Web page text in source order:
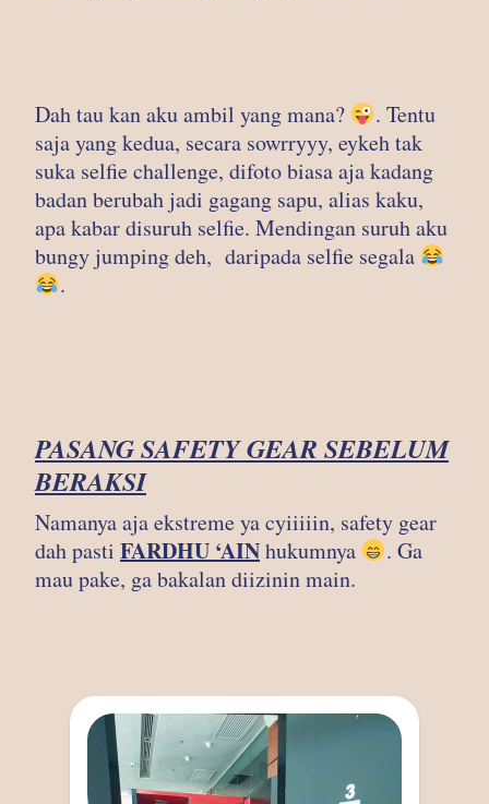
Dah tau kan aku ambil yang mana?
. Tentu
saja yang kedua, secara sowrryyy, eykeh tak
suka selfie challenge, difoto biasa aja kadang
badan berubah jadi gagang sapu, alias kaku,
apa kabar disuruh selfie. Mendingan suruh aku
bungy jumping deh, daripada selfie segala
.
PASANG SAFETY GEAR SEBELUM
BERAKSI
Namanya aja ekstreme ya cyiiiiin, safety gear
dah pasti FARDHU ‘AINhukumnya
. Ga
mau pake, ga bakalan diizinin main.